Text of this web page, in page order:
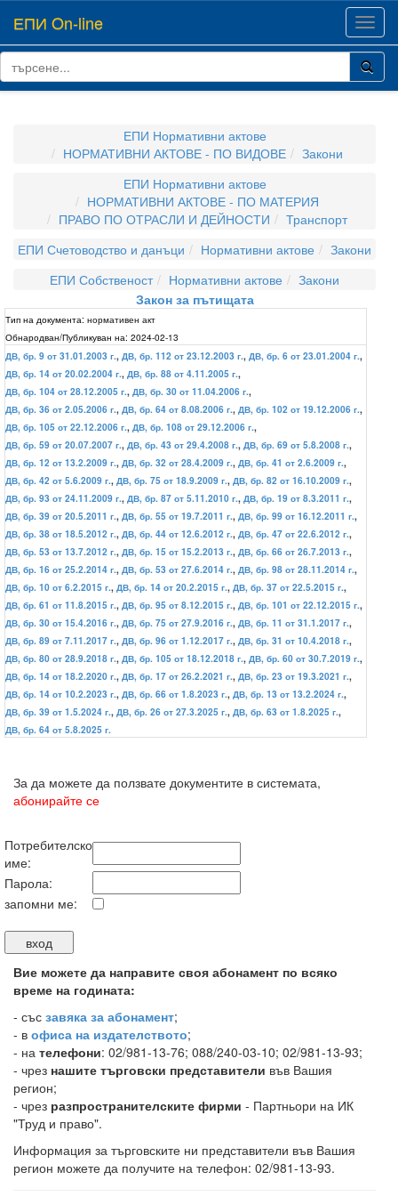
ЕПИ On-line
ЕПИ Нормативни актове
НОРМАТИВНИ АКТОВЕ - ПО ВИДОВЕ
Закони
ЕПИ Нормативни актове
НОРМАТИВНИ АКТОВЕ - ПО МАТЕРИЯ
ПРАВО ПО ОТРАСЛИ И ДЕЙНОСТИ
Транспорт
ЕПИ Счетоводство и данъци
Нормативни актове
Закони
ЕПИ Собственост
Нормативни актове
Закони
Закон за пътищата
Тип на документа: нормативен акт
Обнародван/Публикуван на: 2024-02-13
ДВ, бр. 9 от 31.01.2003 г., ДВ, бр. 112 от 23.12.2003 г., ДВ, бр. 6 от 23.01.2004 г.,
ДВ, бр. 14 от 20.02.2004 г., ДВ, бр. 88 от 4.11.2005 г.,
ДВ, бр. 104 от 28.12.2005 г., ДВ, бр. 30 от 11.04.2006 г.,
ДВ, бр. 36 от 2.05.2006 г., ДВ, бр. 64 от 8.08.2006 г., ДВ, бр. 102 от 19.12.2006 г.,
ДВ, бр. 105 от 22.12.2006 г., ДВ, бр. 108 от 29.12.2006 г.,
ДВ, бр. 59 от 20.07.2007 г., ДВ, бр. 43 от 29.4.2008 г., ДВ, бр. 69 от 5.8.2008 г.,
ДВ, бр. 12 от 13.2.2009 г., ДВ, бр. 32 от 28.4.2009 г., ДВ, бр. 41 от 2.6.2009 г.,
ДВ, бр. 42 от 5.6.2009 г., ДВ, бр. 75 от 18.9.2009 г., ДВ, бр. 82 от 16.10.2009 г.,
ДВ, бр. 93 от 24.11.2009 г., ДВ, бр. 87 от 5.11.2010 г., ДВ, бр. 19 от 8.3.2011 г.,
ДВ, бр. 39 от 20.5.2011 г., ДВ, бр. 55 от 19.7.2011 г., ДВ, бр. 99 от 16.12.2011 г.,
ДВ, бр. 38 от 18.5.2012 г., ДВ, бр. 44 от 12.6.2012 г., ДВ, бр. 47 от 22.6.2012 г.,
ДВ, бр. 53 от 13.7.2012 г., ДВ, бр. 15 от 15.2.2013 г., ДВ, бр. 66 от 26.7.2013 г.,
ДВ, бр. 16 от 25.2.2014 г., ДВ, бр. 53 от 27.6.2014 г., ДВ, бр. 98 от 28.11.2014 г.,
ДВ, бр. 10 от 6.2.2015 г., ДВ, бр. 14 от 20.2.2015 г., ДВ, бр. 37 от 22.5.2015 г.,
ДВ, бр. 61 от 11.8.2015 г., ДВ, бр. 95 от 8.12.2015 г., ДВ, бр. 101 от 22.12.2015 г.,
ДВ, бр. 30 от 15.4.2016 г., ДВ, бр. 75 от 27.9.2016 г., ДВ, бр. 11 от 31.1.2017 г.,
ДВ, бр. 89 от 7.11.2017 г., ДВ, бр. 96 от 1.12.2017 г., ДВ, бр. 31 от 10.4.2018 г.,
ДВ, бр. 80 от 28.9.2018 г., ДВ, бр. 105 от 18.12.2018 г., ДВ, бр. 60 от 30.7.2019 г.,
ДВ, бр. 14 от 18.2.2020 г., ДВ, бр. 17 от 26.2.2021 г., ДВ, бр. 23 от 19.3.2021 г.,
ДВ, бр. 14 от 10.2.2023 г., ДВ, бр. 66 от 1.8.2023 г., ДВ, бр. 13 от 13.2.2024 г.,
ДВ, бр. 39 от 1.5.2024 г., ДВ, бр. 26 от 27.3.2025 г., ДВ, бр. 63 от 1.8.2025 г.,
ДВ, бр. 64 от 5.8.2025 г.
За да можете да ползвате документите в системата,
абонирайте се
Потребителско
име:
Парола:
запомни ме:
Вие можете да направите своя абонамент по всяко
време на годината:
- със завяка за абонамент;
- в офиса на издателството;
- на телефони: 02/981-13-76; 088/240-03-10; 02/981-13-93;
- чрез нашите търговски представители във Вашия
регион;
- чрез разпространителските фирми - Партньори на ИК
"Труд и право".
Информация за търговските ни представители във Вашия
регион можете да получите на телефон: 02/981-13-93.